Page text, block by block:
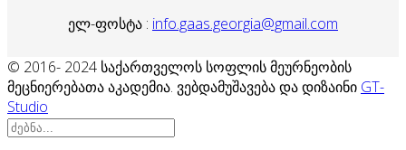
ელ-ფოსტა : info.gaas.georgia@gmail.com
© 2016- 2024 საქართველოს სოფლის მეურნეობის
მეცნიერებათა აკადემია. ვებდამუშავება და დიზაინი GT-
Studio